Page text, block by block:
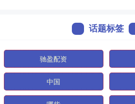
话题标签
驰盈配资
中国